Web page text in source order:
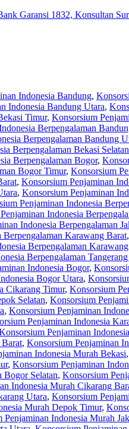
Indonesia Bandung,
Indonesia Bandung Utara,
Timur, Konsorsium
Berpengalaman
Berpengalaman Bandung
Berpengalaman Bekasi Selatan
Berpengalaman Bogor,
Bogor Timur, Konsorsium
, Konsorsium Penjaminan
, Konsorsium Penjaminan
Penjaminan Indonesia
Indonesia
Indonesia Berpengalaman
Karawang Barat,
Berpengalaman
Berpengalaman
Indonesia Bogor,
Bogor Utara,
Cikarang Timur, Konsorsium
Selatan, Konsorsium
, Konsorsium Penjaminan
Penjaminan Indonesia
Penjaminan
, Konsorsium Penjaminan
Indonesia Murah Bekasi,
, Konsorsium Penjaminan
Bogor Selatan, Konsorsium
Indonesia Murah Cikarang
Utara, Konsorsium
Murah Depok Timur,
Penjaminan Indonesia Murah